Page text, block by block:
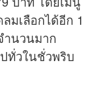
มเลือกได้อีก 1
นวนมาก
ทั่วในชั่วพริบ